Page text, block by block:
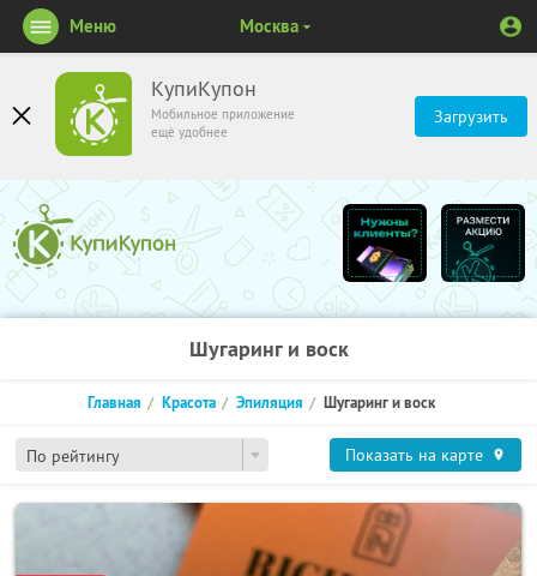
КупиКупон
Мобильное приложение
ещё удобнее
Загрузить
Меню Москва
Шугаринг и воск
По рейтингу
Главная Красота Эпиляция Шугаринг и воск
Показать на карте